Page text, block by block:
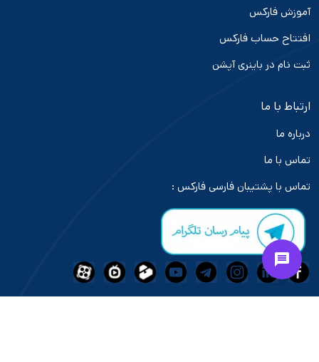
آموزش فارکس
افتتاح حساب فارکس
ثبت نام در باینری آپشن
ارتباط با ما
درباره ما
تماس با ما
تماس با پشتیبان فارسی فارکس :